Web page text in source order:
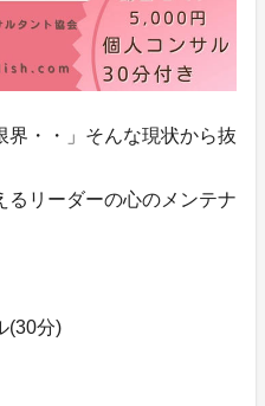
界・・」そんな現状から抜
るリーダーの心のメンテナ
(30分)